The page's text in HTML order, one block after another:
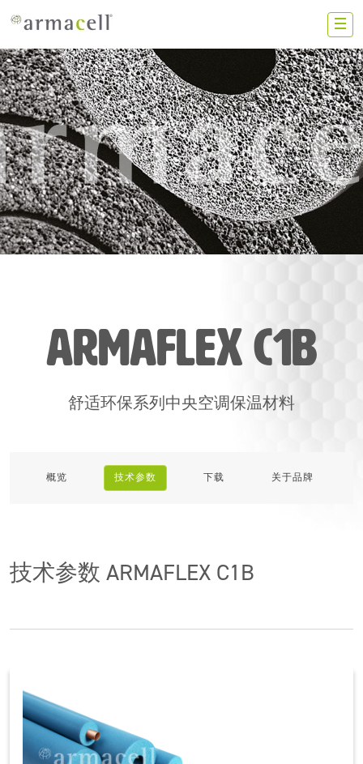
ZS
中国大陆
联系我们
加入我们
投资者
新闻动态
阿乐斯ArmaFlex C1B
舒适环保系列中央空调保温材料
概览 技术参数 下载 关于品牌
技术参数 ARMAFLEX C1B